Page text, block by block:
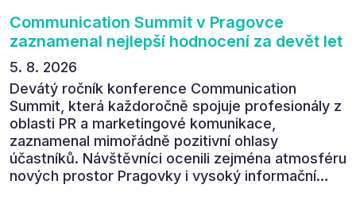
Communication Summit v Pragovce
zaznamenal nejlepší hodnocení za devět let
5. 8. 2026
Devátý ročník konference Communication
Summit, která každoročně spojuje profesionály z
oblasti PR a marketingové komunikace,
zaznamenal mimořádně pozitivní ohlasy
účastníků. Návštěvníci ocenili zejména atmosféru
nových prostor Pragovky i vysoký informační